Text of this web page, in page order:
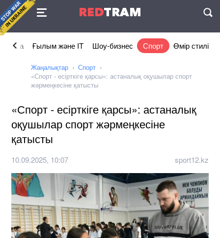
REDTRAM
Келісімі
Ғылым және IT Шоу-бизнес Спорт Өмір стилі
Жаңалықтар
Спорт
«Спорт - есірткіге қарсы»: астаналық оқушылар спорт
жәрмеңкесіне қатысты
«Спорт - есірткіге қарсы»: астаналық
оқушылар спорт жәрмеңкесіне
қатысты
10.09.2025, 10:07 sport12.kz